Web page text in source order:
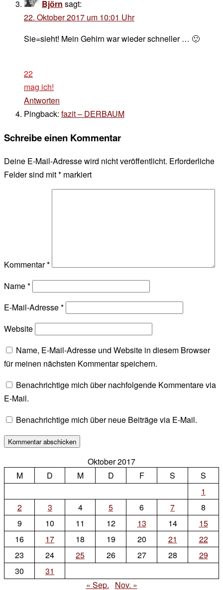
Björn sagt:
22. Oktober 2017 um 10:01 Uhr
Sie=sieht! Mein Gehirn war wieder schneller … 🙂
22
mag ich!
Antworten
Pingback: fazit – DERBAUM
Schreibe einen Kommentar
Deine E-Mail-Adresse wird nicht veröffentlicht. Erforderliche
Felder sind mit* markiert
Kommentar*
Name*
E-Mail-Adresse*
Website
Name, E-Mail-Adresse und Website in diesem Browser
für meinen nächsten Kommentar speichern.
Benachrichtige mich über nachfolgende Kommentare via
E-Mail.
Benachrichtige mich über neue Beiträge via E-Mail.
Oktober 2017
M
D M D F S
S
1
2
3 4 5 6 7
8
9
10 11 12 13 14
15
16
17 18 19 20 21
22
23
24 25 26 27 28
29
30
31
« Sep.
Nov. »